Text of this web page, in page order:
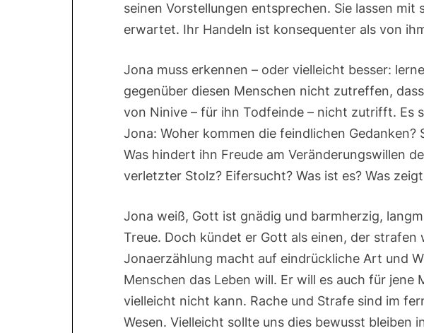
seinen Vorstellungen entsprechen. Sie lassen mit
erwartet. Ihr Handeln ist konsequenter als von
Jona muss erkennen – oder vielleicht besser:
gegenüber diesen Menschen nicht zutreffen,
von Ninive – für ihn Todfeinde – nicht zutrifft. Es
Jona: Woher kommen die feindlichen
Was hindert ihn Freude am Veränderungswillen
verletzter Stolz? Eifersucht? Was ist es? Was
Jona weiß, Gott ist gnädig und barmherzig,
Treue. Doch kündet er Gott als einen, der strafen
Jonaerzählung macht auf eindrückliche Art und
Menschen das Leben will. Er will es auch für jene
vielleicht nicht kann. Rache und Strafe sind im
Wesen. Vielleicht sollte uns dies bewusst bleiben